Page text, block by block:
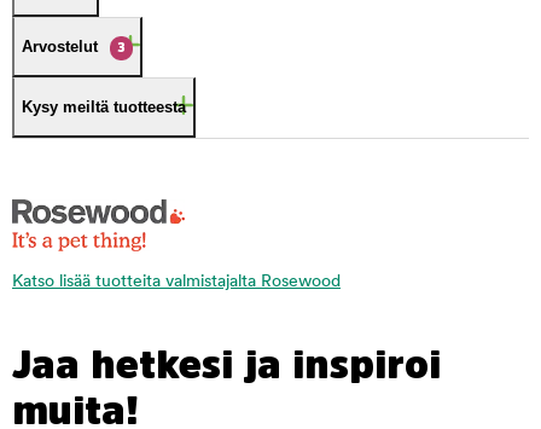
Arvostelut 3
Kysy meiltä tuotteesta
Katso lisää tuotteita valmistajalta Rosewood
Jaa hetkesi ja inspiroi
muita!